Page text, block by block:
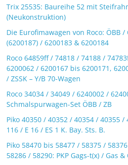
Trix 25535: Baureihe 52 mit
(Neukonstruktion)
Die Eurofimawagen von Roco: ÖBB
(6200187) / 6200183 & 6200184
Roco 64859ff / 74818 / 74188 /
6200062 / 6200167 bis 6200171,
/ ZSSK – Y/B 70-Wagen
Roco 34034 / 34049 / 6240002 /
Schmalspurwagen-Set ÖBB / ZB
Piko 40350 / 40352 / 40354 / 40355
116 / E 16 / ES 1 K. Bay. Sts. B.
Piko 58470 bis 58477 / 58375 /
58286 / 58290: PKP Gags-t(x) / Gas &